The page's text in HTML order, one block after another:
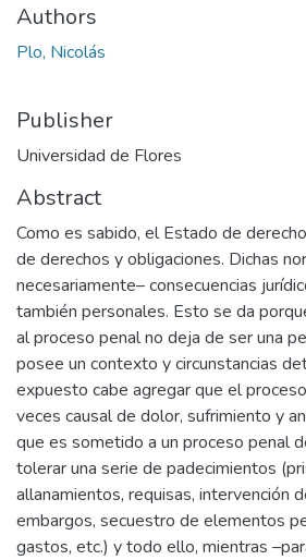
Authors
Plo, Nicolás
Publisher
Universidad de Flores
Abstract
Como es sabido, el Estado de
de derechos y obligaciones. Dichas
necesariamente– consecuencias
también personales. Esto se da
al proceso penal no deja de ser una
posee un contexto y circunstancias
expuesto cabe agregar que el
veces causal de dolor, sufrimiento y
que es sometido a un proceso penal
tolerar una serie de padecimientos
allanamientos, requisas, intervención
embargos, secuestro de elementos
gastos, etc.) y todo ello, mientras